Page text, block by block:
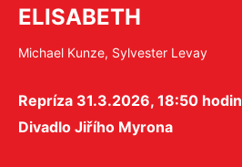
ELISABETH
Michael Kunze, Sylvester Levay
Repríza 31.3.2026, 18:50 hodin
Divadlo Jiřího Myrona